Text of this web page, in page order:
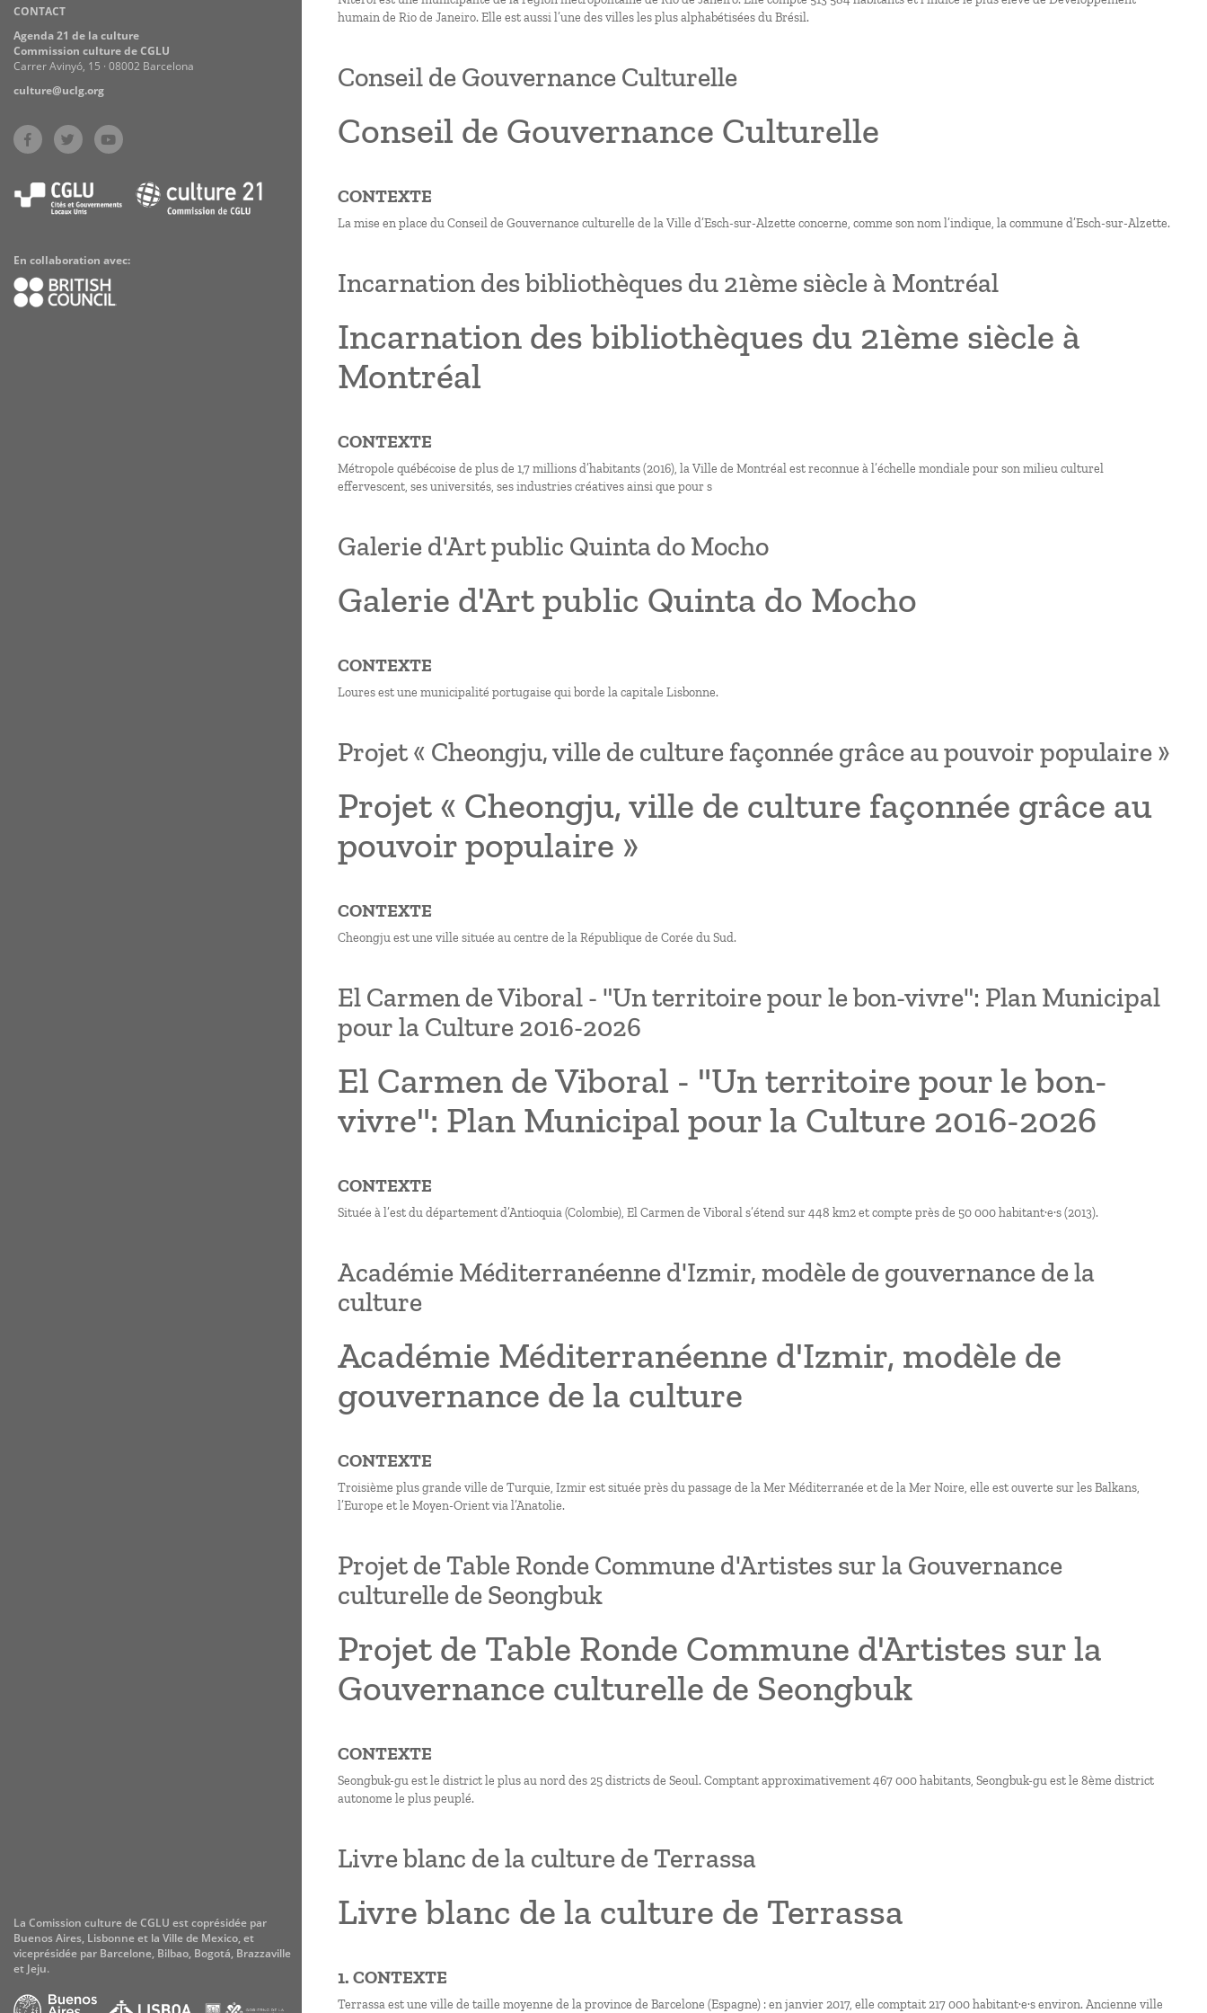
Practices
CONTACT
Agenda 21 de la culture
Commission culture de CGLU
Carrer Avinyó, 15 · 08002 Barcelona
culture@uclg.org
La Comission culture de CGLU est coprésidée par
Buenos Aires, Lisbonne et la Ville de Mexico, et
viceprésidée par Barcelone, Bilbao, Bogotá, Brazzaville
et Jeju.
En collaboration avec:
humain de Rio de Janeiro. Elle est aussi l’une des villes les plus alphabétisées du Brésil.
Conseil de Gouvernance Culturelle
Conseil de Gouvernance Culturelle
CONTEXTE
La mise en place du Conseil de Gouvernance culturelle de la Ville d’Esch-sur-Alzette concerne, comme son nom l’indique, la commune d’Esch-sur-Alzette.
Incarnation des bibliothèques du 21ème siècle à Montréal
Incarnation des bibliothèques du 21ème siècle à
Montréal
CONTEXTE
Métropole québécoise de plus de 1,7 millions d’habitants (2016), la Ville de Montréal est reconnue à l’échelle mondiale pour son milieu culturel
effervescent, ses universités, ses industries créatives ainsi que pour s
Galerie d'Art public Quinta do Mocho
Galerie d'Art public Quinta do Mocho
CONTEXTE
Loures est une municipalité portugaise qui borde la capitale Lisbonne.
Projet « Cheongju, ville de culture façonnée grâce au pouvoir populaire »
Projet « Cheongju, ville de culture façonnée grâce au
pouvoir populaire »
CONTEXTE
Cheongju est une ville située au centre de la République de Corée du Sud.
El Carmen de Viboral - "Un territoire pour le bon-vivre": Plan Municipal
pour la Culture 2016-2026
El Carmen de Viboral - "Un territoire pour le bon-
vivre": Plan Municipal pour la Culture 2016-2026
CONTEXTE
Située à l’est du département d’Antioquia (Colombie), El Carmen de Viboral s’étend sur 448 km2 et compte près de 50 000 habitant·e·s (2013).
Académie Méditerranéenne d'Izmir, modèle de gouvernance de la
culture
Académie Méditerranéenne d'Izmir, modèle de
gouvernance de la culture
CONTEXTE
Troisième plus grande ville de Turquie, Izmir est située près du passage de la Mer Méditerranée et de la Mer Noire, elle est ouverte sur les Balkans,
l’Europe et le Moyen-Orient via l’Anatolie.
Projet de Table Ronde Commune d'Artistes sur la Gouvernance
culturelle de Seongbuk
Projet de Table Ronde Commune d'Artistes sur la
Gouvernance culturelle de Seongbuk
CONTEXTE
Seongbuk-gu est le district le plus au nord des 25 districts de Seoul. Comptant approximativement 467 000 habitants, Seongbuk-gu est le 8ème district
autonome le plus peuplé.
Livre blanc de la culture de Terrassa
Livre blanc de la culture de Terrassa
1. CONTEXTE
Terrassa est une ville de taille moyenne de la province de Barcelone (Espagne) : en janvier 2017, elle comptait 217 000 habitant·e·s environ. Ancienne ville